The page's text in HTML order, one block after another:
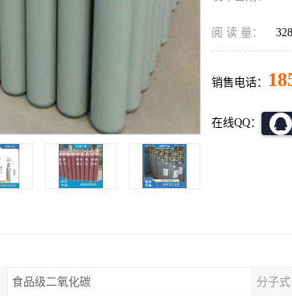
阅 读 量： 328
销售电话：
在线QQ：
食品级二氧化碳 分子式